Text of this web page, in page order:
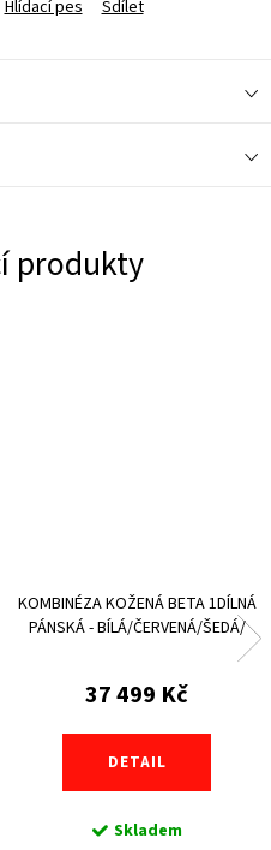
Hlídací pes Sdílet
produkty
KOMBINÉZA KOŽENÁ BETA 1DÍLNÁ
PÁNSKÁ - BÍLÁ/ČERVENÁ/ŠEDÁ/
37 499 Kč
DETAIL
Skladem